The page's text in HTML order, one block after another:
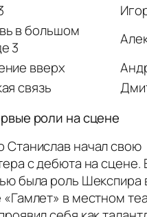
в большом
3
вверх
связь
роли на сцене
Станислав начал свою
с дебюта на сцене.
была роль Шекспира
«Гамлет» в местном